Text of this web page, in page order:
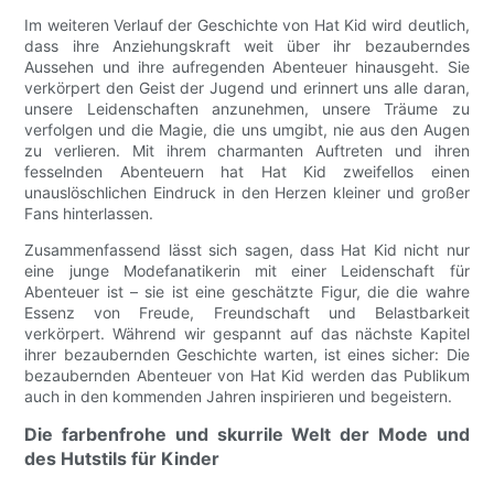
Im weiteren Verlauf der Geschichte von Hat Kid wird deutlich,
dass ihre Anziehungskraft weit über ihr bezauberndes
Aussehen und ihre aufregenden Abenteuer hinausgeht. Sie
verkörpert den Geist der Jugend und erinnert uns alle daran,
unsere Leidenschaften anzunehmen, unsere Träume zu
verfolgen und die Magie, die uns umgibt, nie aus den Augen
zu verlieren. Mit ihrem charmanten Auftreten und ihren
fesselnden Abenteuern hat Hat Kid zweifellos einen
unauslöschlichen Eindruck in den Herzen kleiner und großer
Fans hinterlassen.
Zusammenfassend lässt sich sagen, dass Hat Kid nicht nur
eine junge Modefanatikerin mit einer Leidenschaft für
Abenteuer ist – sie ist eine geschätzte Figur, die die wahre
Essenz von Freude, Freundschaft und Belastbarkeit
verkörpert. Während wir gespannt auf das nächste Kapitel
ihrer bezaubernden Geschichte warten, ist eines sicher: Die
bezaubernden Abenteuer von Hat Kid werden das Publikum
auch in den kommenden Jahren inspirieren und begeistern.
Die farbenfrohe und skurrile Welt der Mode und
des Hutstils für Kinder